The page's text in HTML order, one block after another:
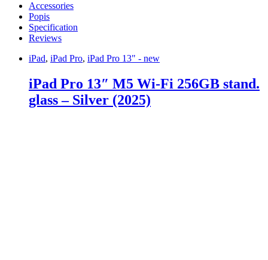
Accessories
Popis
Specification
Reviews
iPad, iPad Pro, iPad Pro 13" - new
iPad Pro 13″ M5 Wi-Fi 256GB stand.
glass – Silver (2025)